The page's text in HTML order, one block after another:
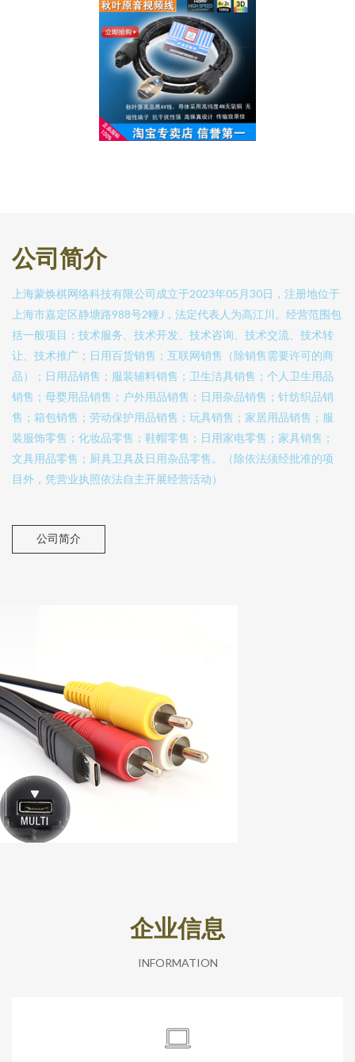
公司简介
上海蒙焕棋网络科技有限公司成立于2023年05月30日，注册地位于
上海市嘉定区静塘路988号2幢J，法定代表人为高江川。经营范围包
括一般项目：技术服务、技术开发、技术咨询、技术交流、技术转
让、技术推广；日用百货销售；互联网销售（除销售需要许可的商
品）；日用品销售；服装辅料销售；卫生洁具销售；个人卫生用品
销售；母婴用品销售；户外用品销售；日用杂品销售；针纺织品销
售；箱包销售；劳动保护用品销售；玩具销售；家居用品销售；服
装服饰零售；化妆品零售；鞋帽零售；日用家电零售；家具销售；
文具用品零售；厨具卫具及日用杂品零售。（除依法须经批准的项
目外，凭营业执照依法自主开展经营活动）
公司简介
企业信息
INFORMATION